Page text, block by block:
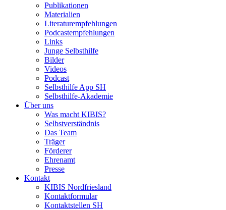
Publikationen
Materialien
Literaturempfehlungen
Podcastempfehlungen
Links
Junge Selbsthilfe
Bilder
Videos
Podcast
Selbsthilfe App SH
Selbsthilfe-Akademie
Über uns
Was macht KIBIS?
Selbstverständnis
Das Team
Träger
Förderer
Ehrenamt
Presse
Kontakt
KIBIS Nordfriesland
Kontaktformular
Kontaktstellen SH